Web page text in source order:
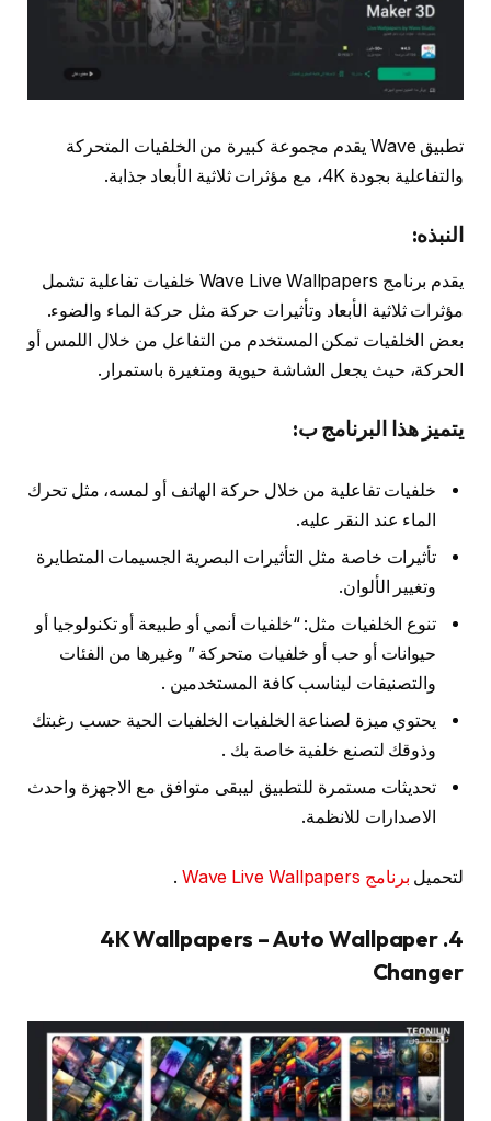
تطبيق Wave يقدم مجموعة كبيرة من الخلفيات المتحركة
والتفاعلية بجودة 4K، مع مؤثرات ثلاثية الأبعاد جذابة.
النبذه:
يقدم برنامج Wave Live Wallpapers خلفيات تفاعلية تشمل
مؤثرات ثلاثية الأبعاد وتأثيرات حركة مثل حركة الماء والضوء.
بعض الخلفيات تمكن المستخدم من التفاعل من خلال اللمس أو
الحركة، حيث يجعل الشاشة حيوية ومتغيرة باستمرار.
يتميز هذا البرنامج ب:
خلفيات تفاعلية من خلال حركة الهاتف أو لمسه، مثل تحرك
الماء عند النقر عليه.
تأثيرات خاصة مثل التأثيرات البصرية الجسيمات المتطايرة
وتغيير الألوان.
تنوع الخلفيات مثل: “خلفيات أنمي أو طبيعة أو تكنولوجيا أو
حيوانات أو حب أو خلفيات متحركة ” وغيرها من الفئات
والتصنيفات ليناسب كافة المستخدمين .
يحتوي ميزة لصناعة الخلفيات الخلفيات الحية حسب رغبتك
وذوقك لتصنع خلفية خاصة بك .
تحديثات مستمرة للتطبيق ليبقى متوافق مع الاجهزة واحدث
الاصدارات للانظمة.
لتحميل برنامج Wave Live Wallpapers .
4. 4K Wallpapers – Auto Wallpaper
Changer